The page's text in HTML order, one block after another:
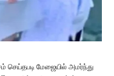
செய்தபடி மேஜையில் அமர்ந்து